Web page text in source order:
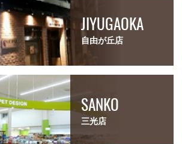
JIYUGAOKA
自由が丘店
SANKO
三光店